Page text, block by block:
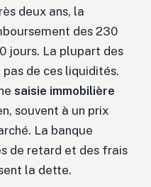
deux ans, la
des 230
jours. La plupart des
de ces liquidités.
saisie immobilière
souvent à un prix
La banque
de retard et des frais
la dette.